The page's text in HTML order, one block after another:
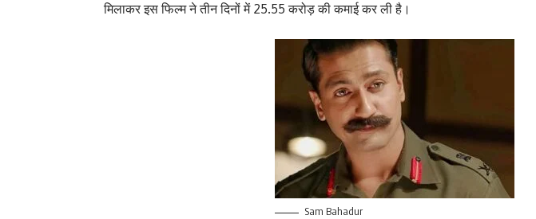
मिलाकर इस फिल्म ने तीन दिनों में 25.55 करोड़ की कमाई कर ली है।
Sam Bahadur